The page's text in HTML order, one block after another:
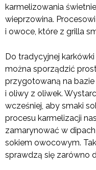
karmelizowania
wieprzowina.
i owoce, które z grilla
Do tradycyjnej
można sporządzić
przygotowaną na bazie
i oliwy z oliwek.
wcześniej, aby smaki
procesu karmelizacji
zamarynować w
sokiem owocowym.
sprawdzą się zarówno